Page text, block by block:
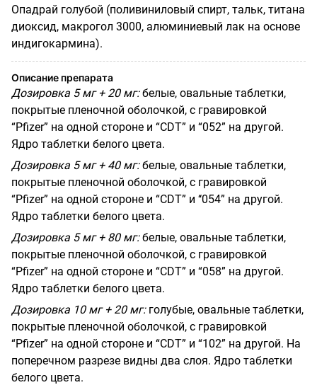
Опадрай голубой (поливиниловый спирт, тальк, титана
диоксид, макрогол 3000, алюминиевый лак на основе
индигокармина).
Описание препарата
Дозировка 5 мг + 20 мг:белые, овальные таблетки,
покрытые пленочной оболочкой, с гравировкой
“Pfizer” на одной стороне и “CDT” и “052” на другой.
Ядро таблетки белого цвета.
Дозировка 5 мг + 40 мг:белые, овальные таблетки,
покрытые пленочной оболочкой, с гравировкой
“Pfizer” на одной стороне и “CDT” и ‘‘054” на другой.
Ядро таблетки белого цвета.
Дозировка 5 мг + 80 мг:белые, овальные таблетки,
покрытые пленочной оболочкой, с гравировкой
“Pfizer” на одной стороне и “CDT” и “058” на другой.
Ядро таблетки белого цвета.
Дозировка 10 мг + 20 мг:голубые, овальные таблетки,
покрытые пленочной оболочкой, с гравировкой
“Pfizer” на одной стороне и “CDT” и “102” на другой. На
поперечном разрезе видны два слоя. Ядро таблетки
белого цвета.